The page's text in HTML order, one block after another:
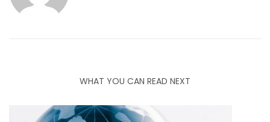
WHAT YOU CAN READ NEXT